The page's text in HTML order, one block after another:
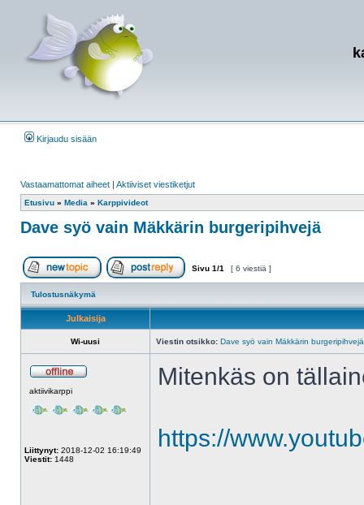
Kirjaudu sisään
Vastaamattomat aiheet | Aktiiviset viestiketjut
Etusivu » Media » Karppivideot
Dave syö vain Mäkkärin burgeripihvejä
Aloita uusi ketju Vastaa viestiin
Sivu 1/1 [ 6 viestiä ]
Tulostusnäkymä
Julkaisija
Wi-uusi Viestin otsikko: Dave syö vain Mäkkärin burgeripihvejä
aktiivikarppi
Liittynyt: 2018-12-02 16:19:49
Viestit: 1448
Mitenkäs on
https://